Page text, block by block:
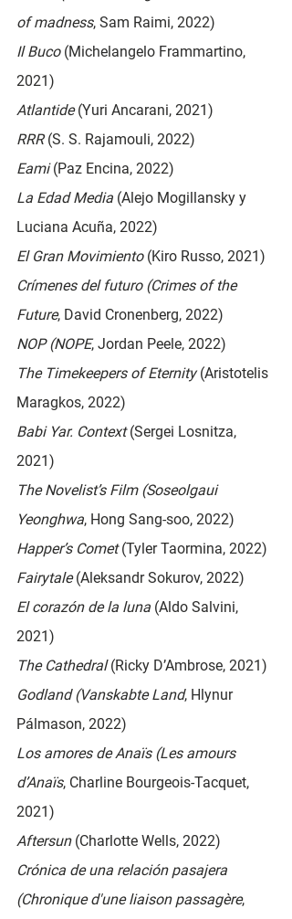
of madness, Sam Raimi, 2022)
Il Buco (Michelangelo Frammartino,
2021)
Atlantide (Yuri Ancarani, 2021)
RRR (S. S. Rajamouli, 2022)
Eami (Paz Encina, 2022)
La Edad Media (Alejo Mogillansky y
Luciana Acuña, 2022)
El Gran Movimiento (Kiro Russo, 2021)
Crímenes del futuro (Crimes of the
Future, David Cronenberg, 2022)
NOP (NOPE, Jordan Peele, 2022)
The Timekeepers of Eternity (Aristotelis
Maragkos, 2022)
Babi Yar. Context (Sergei Losnitza,
2021)
The Novelist’s Film (Soseolgaui
Yeonghwa, Hong Sang-soo, 2022)
Happer’s Comet (Tyler Taormina, 2022)
Fairytale (Aleksandr Sokurov, 2022)
El corazón de la luna (Aldo Salvini,
2021)
The Cathedral (Ricky D’Ambrose, 2021)
Godland (Vanskabte Land, Hlynur
Pálmason, 2022)
Los amores de Anaïs (Les amours
d’Anaïs, Charline Bourgeois-Tacquet,
2021)
Aftersun (Charlotte Wells, 2022)
Crónica de una relación pasajera
(Chronique d'une liaison passagère,